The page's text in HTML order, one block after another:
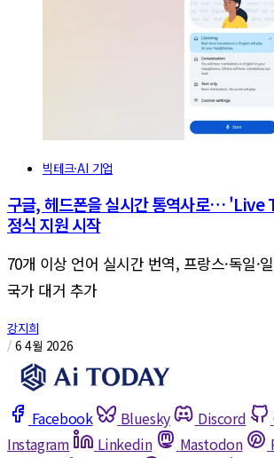
빅테크·AI 기업
구글, 헤드폰을 실시간 통역사로…
정식 지원 시작
70개 이상 언어 실시간 번역, 프랑스·독일·
국가 대거 추가
강지희
/ 6 4월 2026
Facebook Bluesky Discord
Instagram
Linkedin Mastodon